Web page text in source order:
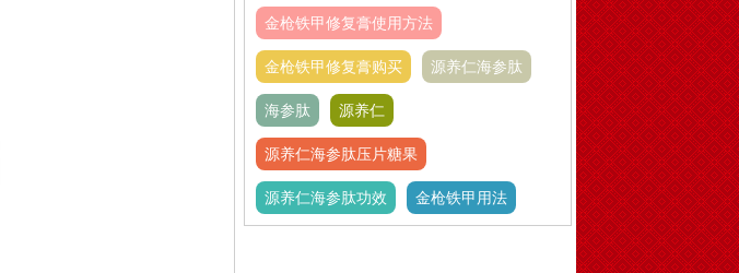
金枪铁甲修复膏使用方法
金枪铁甲修复膏购买 源养仁海参肽
海参肽 源养仁
源养仁海参肽压片糖果
源养仁海参肽功效 金枪铁甲用法